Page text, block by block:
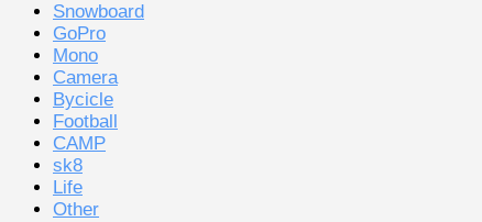
Snowboard
GoPro
Mono
Camera
Bycicle
Football
CAMP
sk8
Life
Other